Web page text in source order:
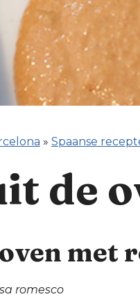
» Spaanse
de
met
romesco